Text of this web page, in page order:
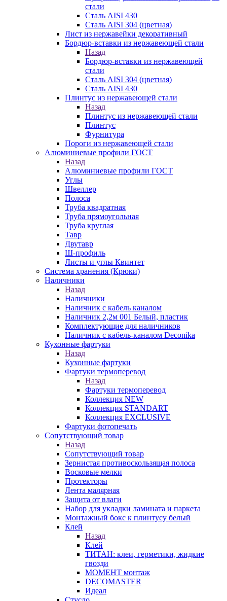
стали
Сталь AISI 430
Сталь AISI 304 (цветная)
Лист из нержавейки декоративный
Бордюр-вставки из нержавеющей стали
Назад
Бордюр-вставки из нержавеющей
стали
Сталь AISI 304 (цветная)
Сталь AISI 430
Плинтус из нержавеющей стали
Назад
Плинтус из нержавеющей стали
Плинтус
Фурнитура
Пороги из нержавеющей стали
Алюминиевые профили ГОСТ
Назад
Алюминиевые профили ГОСТ
Углы
Швеллер
Полоса
Труба квадратная
Труба прямоугольная
Труба круглая
Тавр
Двутавр
Ш-профиль
Листы и углы Квинтет
Система хранения (Крюки)
Наличники
Назад
Наличники
Наличник с кабель каналом
Наличник 2,2м 001 Белый, пластик
Комплектующие для наличников
Наличник с кабель-каналом Deconika
Кухонные фартуки
Назад
Кухонные фартуки
Фартуки термоперевод
Назад
Фартуки термоперевод
Коллекция NEW
Коллекция STANDART
Коллекция EXCLUSIVE
Фартуки фотопечать
Сопутствующий товар
Назад
Сопутствующий товар
Зернистая противоскользящая полоса
Восковые мелки
Протекторы
Лента малярная
Защита от влаги
Набор для укладки ламината и паркета
Монтажный бокс к плинтусу белый
Клей
Назад
Клей
ТИТАН: клеи, герметики, жидкие
гвозди
МОМЕНТ монтаж
DECOMASTER
Идеал